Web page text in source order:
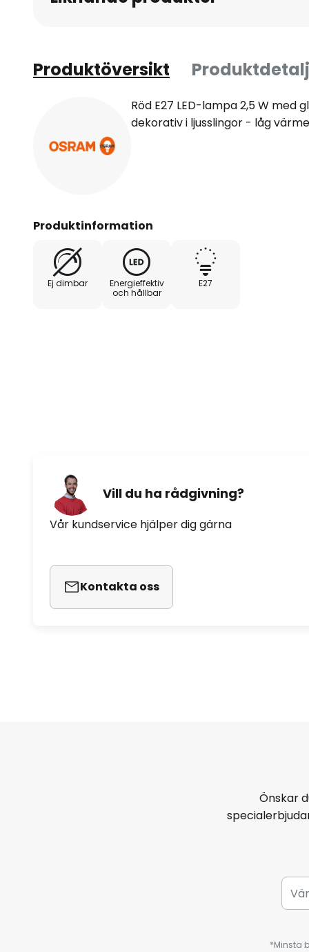
Produktöversikt
Röd E27 LED-lampa 2,5 W
dekorativ i ljusslingor - låg
Produktinformation
Ej dimbar
Energieffektiv
och hållbar
E27
Vill du ha rådgivning?
Vår kundservice hjälper dig gärna
Kontakta oss
Önskar
*Minsta